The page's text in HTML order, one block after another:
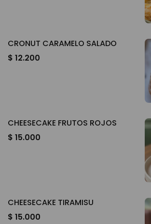
CRONUT CARAMELO SALADO
$ 12.200
CHEESECAKE FRUTOS ROJOS
$ 15.000
CHEESECAKE TIRAMISU
$ 15.000